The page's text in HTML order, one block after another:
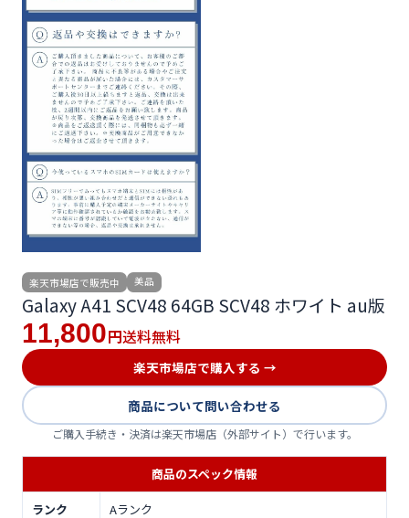
楽天市場店で販売中 美品
Galaxy A41 SCV48 64GB SCV48 ホワイト au版
11,800 円送料無料
楽天市場店で購入する →
商品について問い合わせる
ご購入手続き・決済は楽天市場店（外部サイト）で行います。
商品のスペック情報
ランク Aランク